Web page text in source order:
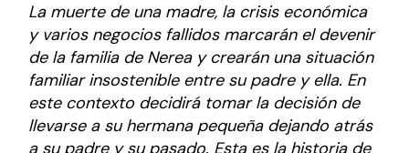
La muerte de una madre, la crisis económica
y varios negocios fallidos marcarán el devenir
de la familia de Nerea y crearán una situación
familiar insostenible entre su padre y ella. En
este contexto decidirá tomar la decisión de
llevarse a su hermana pequeña dejando atrás